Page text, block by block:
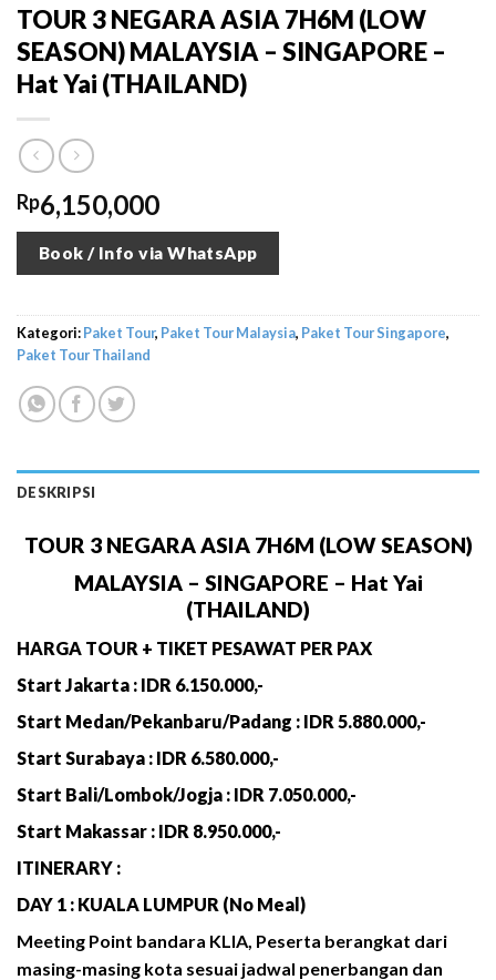
TOUR 3 NEGARA ASIA 7H6M (LOW
SEASON) MALAYSIA – SINGAPORE –
Hat Yai (THAILAND)
Rp6,150,000
Book / Info via WhatsApp
Kategori:Paket Tour, Paket Tour Malaysia, Paket Tour Singapore,
Paket Tour Thailand
DESKRIPSI
TOUR 3 NEGARA ASIA 7H6M (LOW SEASON)
MALAYSIA – SINGAPORE – Hat Yai
(THAILAND)
HARGA TOUR + TIKET PESAWAT PER PAX
Start Jakarta : IDR 6.150.000,-
Start Medan/Pekanbaru/Padang : IDR 5.880.000,-
Start Surabaya : IDR 6.580.000,-
Start Bali/Lombok/Jogja : IDR 7.050.000,-
Start Makassar : IDR 8.950.000,-
ITINERARY :
DAY 1 : KUALA LUMPUR (No Meal)
Meeting Point bandara KLIA, Peserta berangkat dari
masing-masing kota sesuai jadwal penerbangan dan